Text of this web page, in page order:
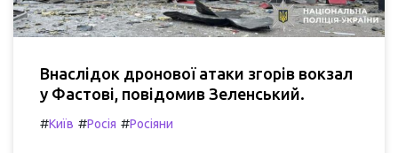
Внаслідок дронової атаки згорів вокзал
у Фастові, повідомив Зеленський.
#Київ #Росія #Росіяни